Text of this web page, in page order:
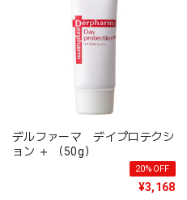
デルファーマ デイプロテクシ
ョン ＋ （50g）
20%OFF
¥3,168